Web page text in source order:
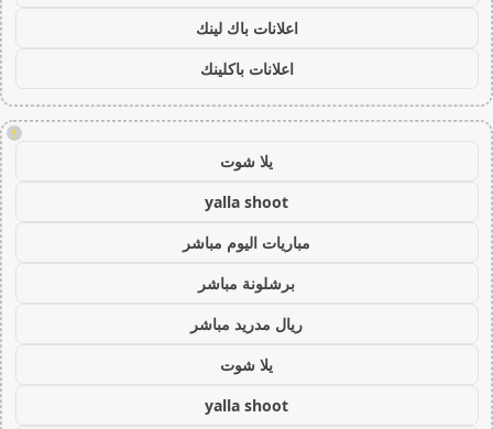
اعلانات باك لينك
اعلانات باكلينك
!
يلا شوت
yalla shoot
مباريات اليوم مباشر
برشلونة مباشر
ريال مدريد مباشر
يلا شوت
yalla shoot